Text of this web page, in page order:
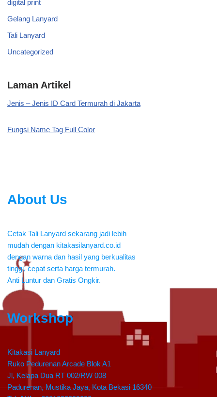
digital print
Gelang Lanyard
Tali Lanyard
Uncategorized
Laman Artikel
Jenis – Jenis ID Card Termurah di Jakarta
Fungsi Name Tag Full Color
About Us
Cetak Tali Lanyard sekarang jadi lebih
mudah dengan kitakasilanyard.co.id
dengan warna dan hasil yang berkualitas
tinggi, cepat serta harga termurah.
Anti Luntur dan Gratis Ongkir.
Workshop
Kitakasi Lanyard
Ruko Pedurenan Arcade Blok A1
Jl, Kelapa Dua RT 002/RW 008
Padurenan, Mustika Jaya, Kota Bekasi 16340